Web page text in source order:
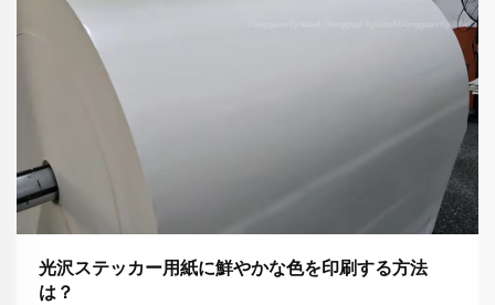
光沢ステッカー用紙に鮮やかな色を印刷する方法
は？